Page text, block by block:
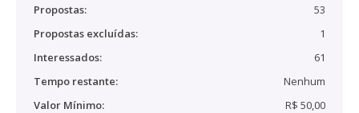
Propostas:
53
Propostas excluídas:
1
Interessados:
61
Tempo restante:
Nenhum
Valor Mínimo:
R$ 50,00